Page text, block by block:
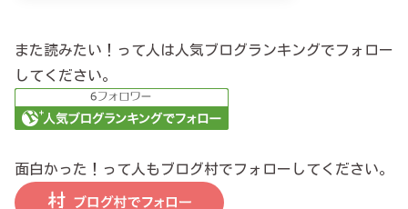
また読みたい！って人は人気ブログランキングでフォロー
してください。
面白かった！って人もブログ村でフォローしてください。